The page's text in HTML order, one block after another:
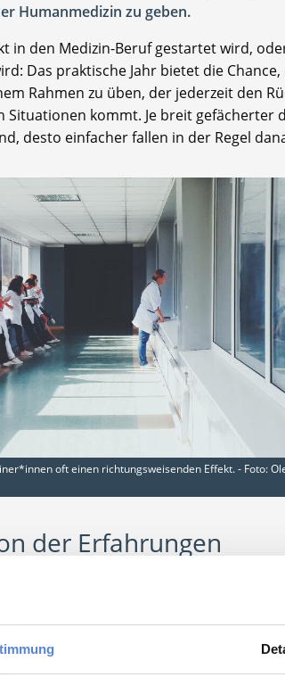
Humanmedizin zu geben.
in den Medizin-Beruf gestartet wird,
Das praktische Jahr bietet die
Rahmen zu üben, der jederzeit den
Situationen kommt. Je breit gefächerter
desto einfacher fallen in der Regel
oft einen richtungsweisenden Effekt. - Foto:
der Erfahrungen
das praktische Jahr viele
und zu unterfüttern
geht es in diesem
. Auf diese Weise findet ein
der Student im PJ profitieren kann.